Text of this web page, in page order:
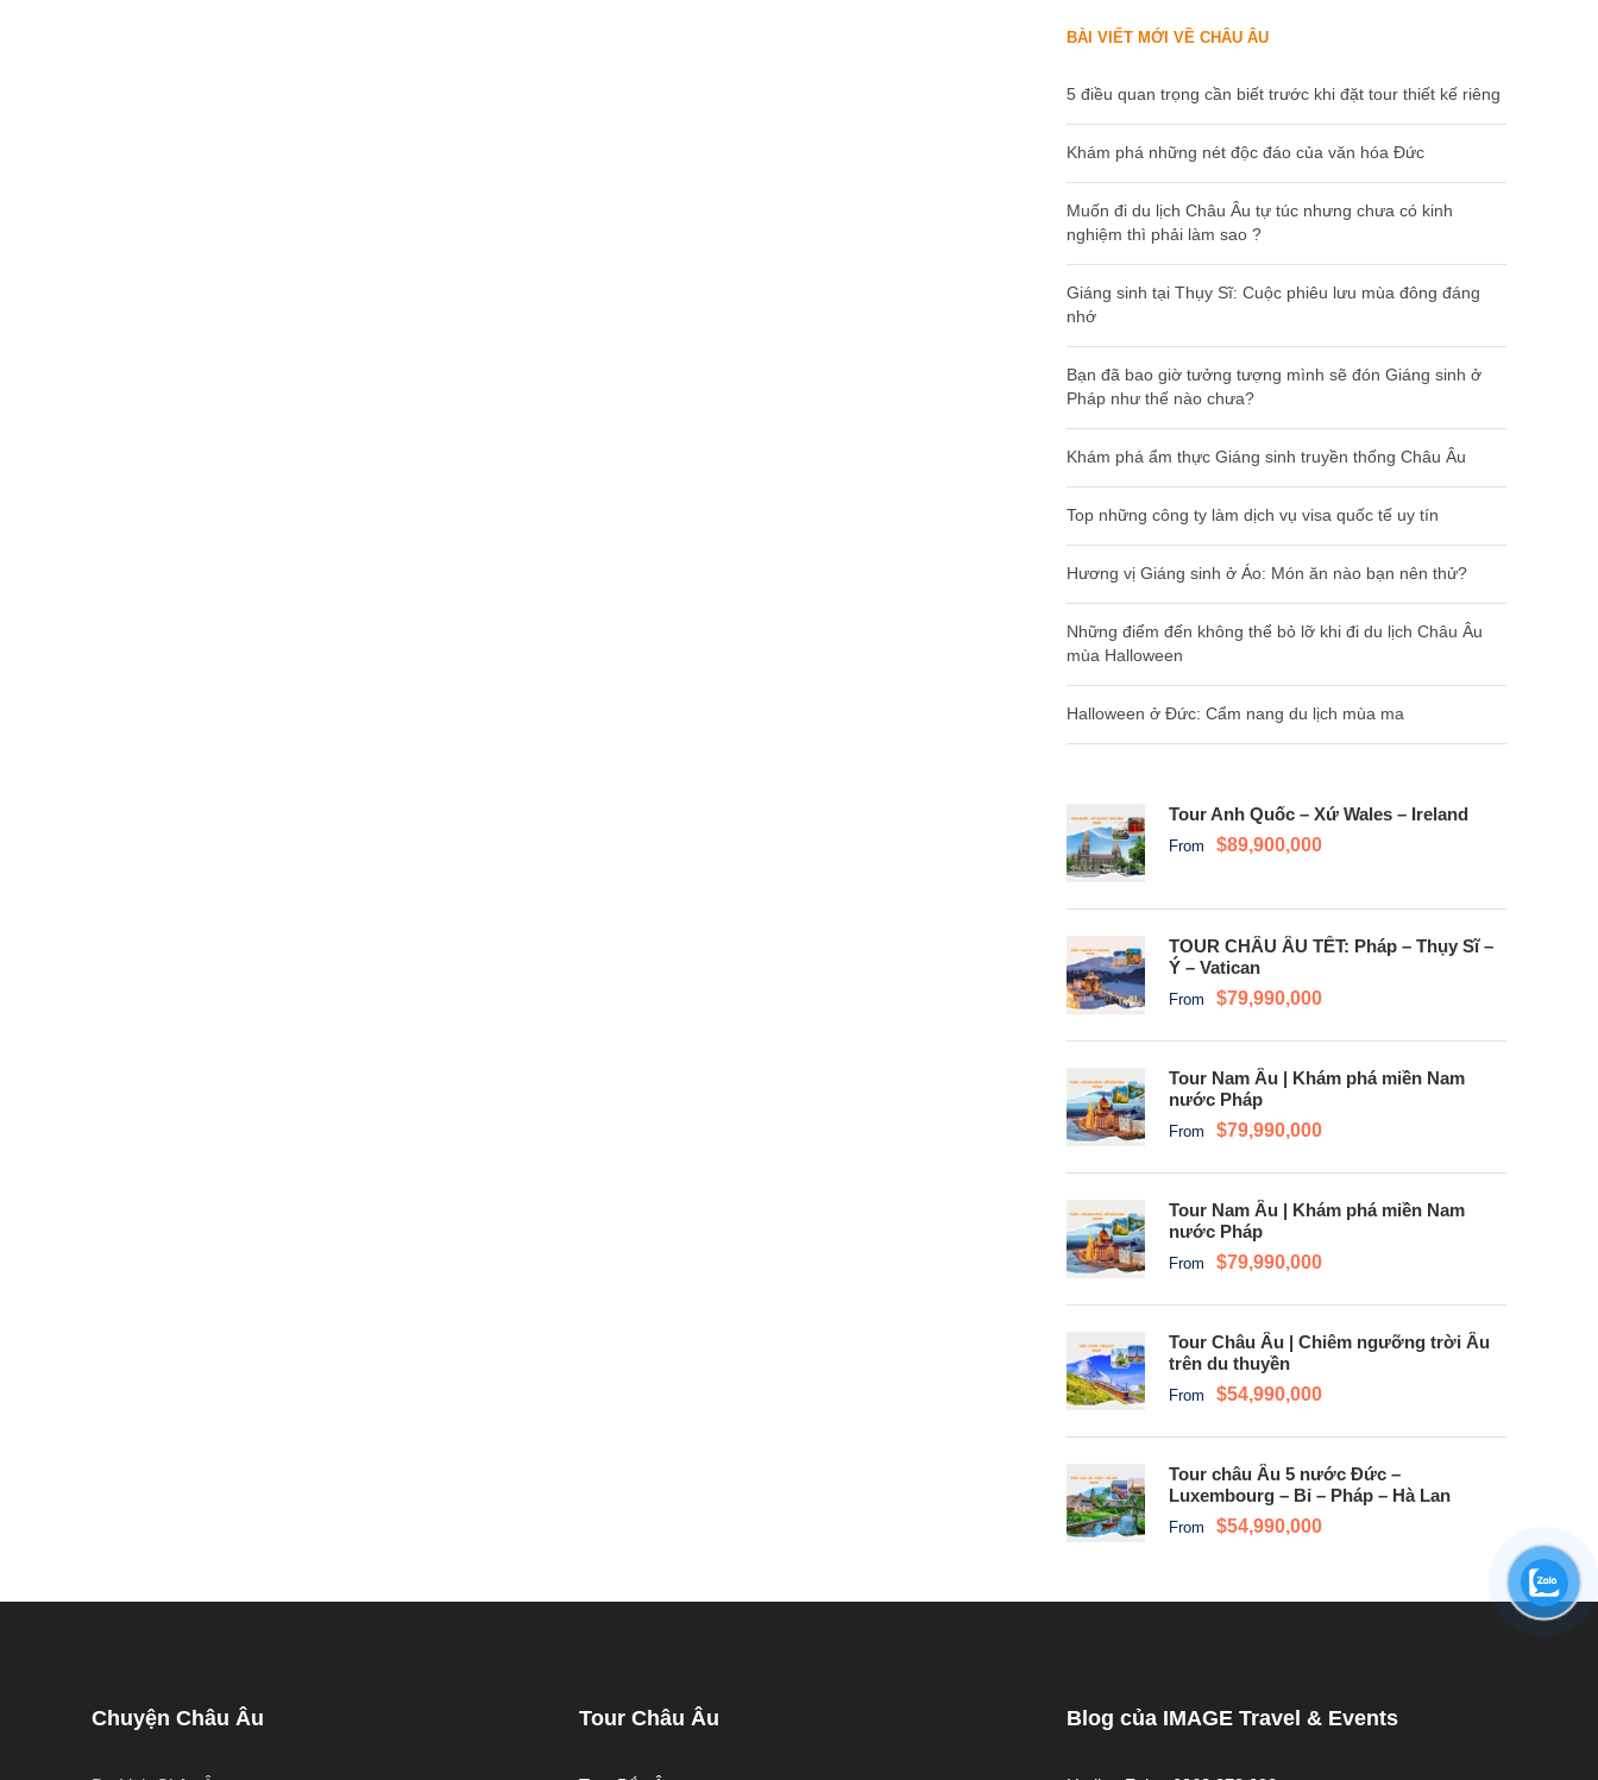
BÀI VIẾT MỚI VỀ CHÂU ÂU
5 điều quan trọng cần biết trước khi đặt tour thiết kế riêng
Khám phá những nét độc đáo của văn hóa Đức
Muốn đi du lịch Châu Âu tự túc nhưng chưa có kinh
nghiệm thì phải làm sao ?
Giáng sinh tại Thụy Sĩ: Cuộc phiêu lưu mùa đông đáng
nhớ
Bạn đã bao giờ tưởng tượng mình sẽ đón Giáng sinh ở
Pháp như thế nào chưa?
Khám phá ẩm thực Giáng sinh truyền thống Châu Âu
Top những công ty làm dịch vụ visa quốc tế uy tín
Hương vị Giáng sinh ở Áo: Món ăn nào bạn nên thử?
Những điểm đến không thể bỏ lỡ khi đi du lịch Châu Âu
mùa Halloween
Halloween ở Đức: Cẩm nang du lịch mùa ma
Tour Anh Quốc – Xứ Wales – Ireland
From $89,900,000
TOUR CHÂU ÂU TẾT: Pháp – Thụy Sĩ –
Ý – Vatican
From $79,990,000
Tour Nam Âu | Khám phá miền Nam
nước Pháp
From $79,990,000
Tour Nam Âu | Khám phá miền Nam
nước Pháp
From $79,990,000
Tour Châu Âu | Chiêm ngưỡng trời Âu
trên du thuyền
From $54,990,000
Tour châu Âu 5 nước Đức –
Luxembourg – Bỉ – Pháp – Hà Lan
From $54,990,000
Chuyện Châu Âu Tour Châu Âu Blog của IMAGE Travel & Events